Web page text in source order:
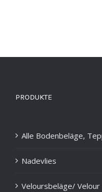
PRODUKTE
Alle Bodenbeläge,
Nadevlies
Veloursbeläge/ Velour